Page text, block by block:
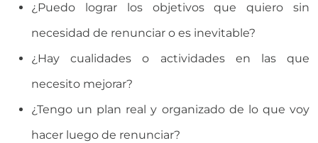
¿Puedo lograr los objetivos que quiero sin
necesidad de renunciar o es inevitable?
¿Hay cualidades o actividades en las que
necesito mejorar?
¿Tengo un plan real y organizado de lo que voy
hacer luego de renunciar?